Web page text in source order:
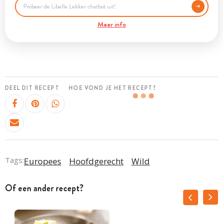
Meer info
DEEL DIT RECEPT HOE VOND JE HET RECEPT?
Tags:Europees Hoofdgerecht Wild
Of een ander recept?